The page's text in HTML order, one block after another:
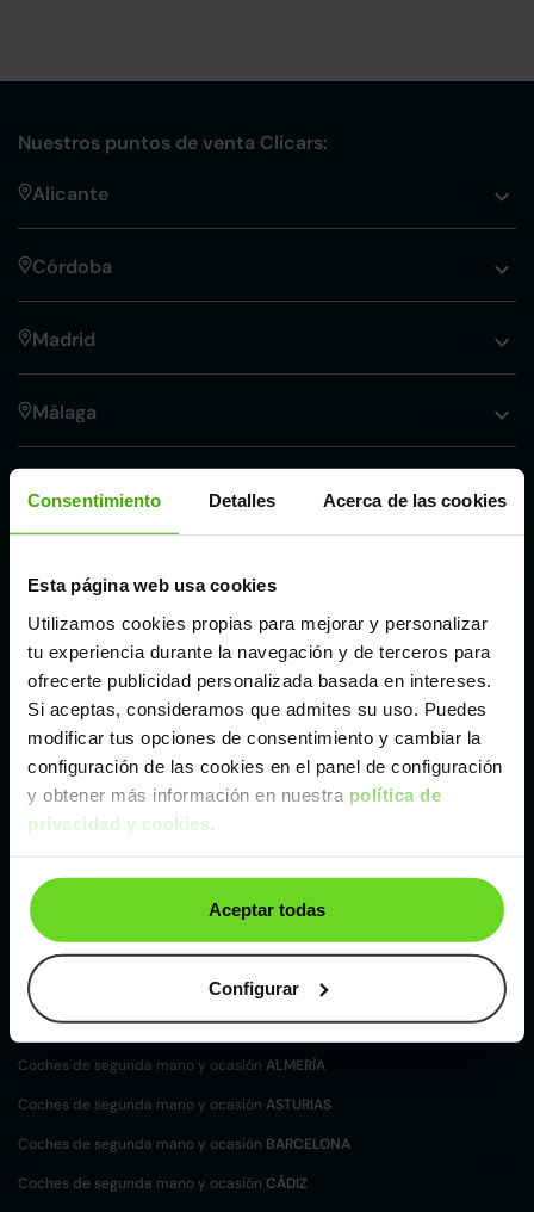
Consentimiento Detalles Acerca de las cookies
Esta página web usa cookies
Utilizamos cookies propias para mejorar y personalizar
tu experiencia durante la navegación y de terceros para
ofrecerte publicidad personalizada basada en intereses.
Si aceptas, consideramos que admites su uso. Puedes
modificar tus opciones de consentimiento y cambiar la
configuración de las cookies en el panel de configuración
y obtener más información en nuestra política de
privacidad y cookies
Aceptar todas
Configurar
Nuestros puntos de venta Clicars:
Alicante
Córdoba
Madrid
Málaga
Otros coches Compacto de Hyundai de segunda
mano y ocasión
Hyundai i20 Hyundai i30 Hyundai Ioniq
Tipos de carrocerías Hyundai
Compacto Hyundai Monovolumen Hyundai
Coches de segunda mano y ocasión por
localización
Coches de segunda mano y ocasiónALBACETE
Coches de segunda mano y ocasiónALICANTE
Coches de segunda mano y ocasión ALMERÍA
Coches de segunda mano y ocasión ASTURIAS
Coches de segunda mano y ocasión BARCELONA
Coches de segunda mano y ocasión CÁDIZ